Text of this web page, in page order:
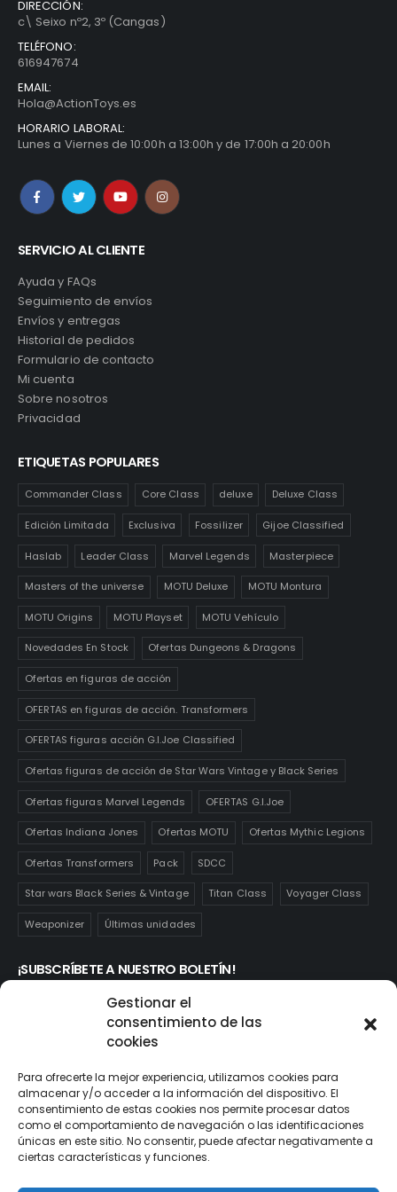
Gestionar el
consentimiento de las
cookies
Para ofrecerte la mejor experiencia, utilizamos cookies para
almacenar y/o acceder a la información del dispositivo. El
consentimiento de estas cookies nos permite procesar datos
como el comportamiento de navegación o las identificaciones
únicas en este sitio. No consentir, puede afectar negativamente a
ciertas características y funciones.
DIRECCIÓN:
c\ Seixo nº2, 3º (Cangas)
TELÉFONO:
616947674
EMAIL:
Hola@ActionToys.es
HORARIO LABORAL:
Lunes a Viernes de 10:00h a 13:00h y de 17:00h a 20:00h
SERVICIO AL CLIENTE
Ayuda y FAQs
Seguimiento de envíos
Envíos y entregas
Historial de pedidos
Formulario de contacto
Mi cuenta
Sobre nosotros
Privacidad
ETIQUETAS POPULARES
Commander Class Core Class deluxe Deluxe Class
Edición Limitada Exclusiva Fossilizer Gijoe Classified
Haslab Leader Class Marvel Legends Masterpiece
Masters of the universe MOTU Deluxe MOTU Montura
MOTU Origins MOTU Playset MOTU Vehículo
Novedades En Stock Ofertas Dungeons & Dragons
Ofertas en figuras de acción
OFERTAS en figuras de acción. Transformers
OFERTAS figuras acción G.I.Joe Classified
Ofertas figuras de acción de Star Wars Vintage y Black Series
Ofertas figuras Marvel Legends OFERTAS G.I.Joe
Ofertas Indiana Jones Ofertas MOTU Ofertas Mythic Legions
Ofertas Transformers Pack SDCC
Star wars Black Series & Vintage Titan Class Voyager Class
Weaponizer Últimas unidades
¡SUBSCRÍBETE A NUESTRO BOLETÍN!
Te mantendrás informado de las novedades y ofertas que
realmente te interesan. Subscríbete aquí: